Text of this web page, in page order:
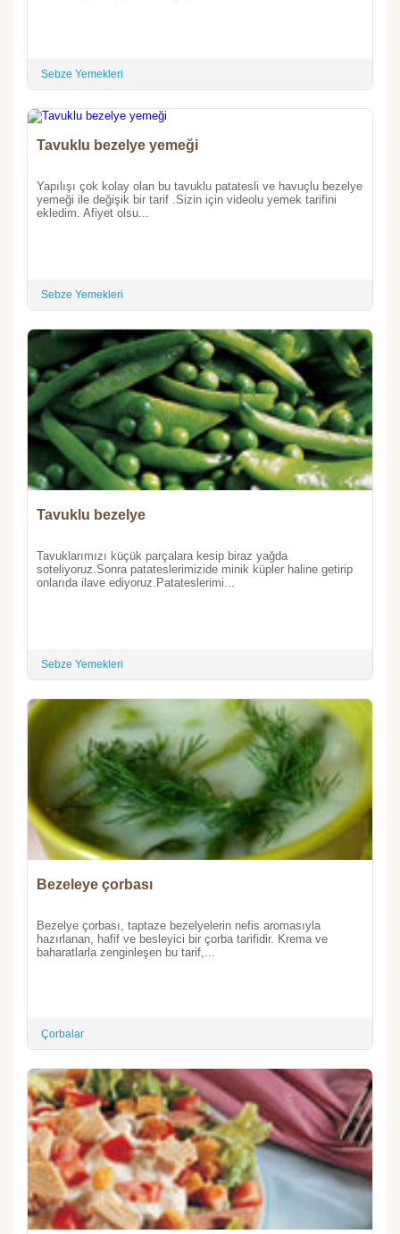
Sebze Yemekleri
Tavuklu bezelye yemeği
Yapılışı çok kolay olan bu tavuklu patatesli ve havuçlu bezelye
yemeği ile değişik bir tarif .Sizin için videolu yemek tarifini
ekledim. Afiyet olsu...
Sebze Yemekleri
Tavuklu bezelye
Tavuklarımızı küçük parçalara kesip biraz yağda
soteliyoruz.Sonra patateslerimizide minik küpler haline getirip
onlarıda ilave ediyoruz.Patateslerimi...
Sebze Yemekleri
Bezeleye çorbası
Bezelye çorbası, taptaze bezelyelerin nefis aromasıyla
hazırlanan, hafif ve besleyici bir çorba tarifidir. Krema ve
baharatlarla zenginleşen bu tarif,...
Çorbalar